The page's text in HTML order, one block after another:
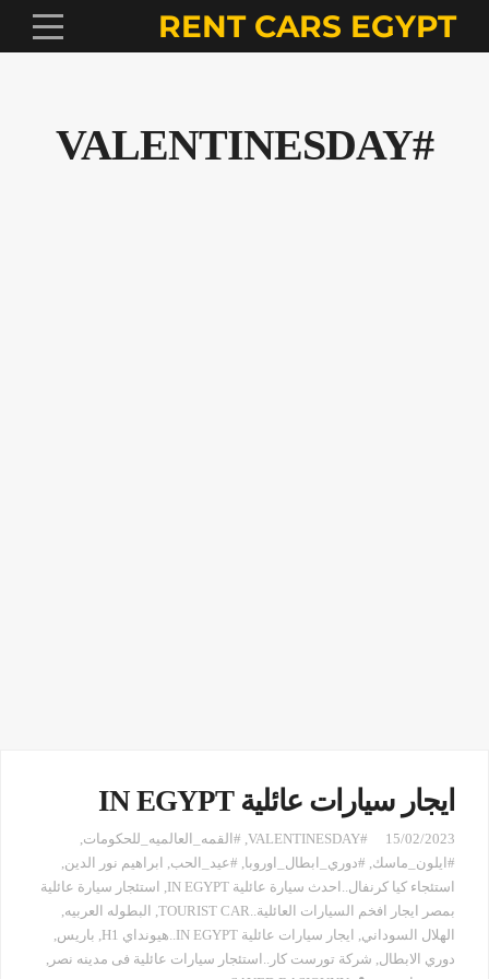
RENT CARS EGYPT
#VALENTINESDAY
ايجار سيارات عائلية IN EGYPT
15/02/2023
#VALENTINESDAY
, #القمه_العالميه_للحكومات,
#ايلون_ماسك, #دوري_ابطال_اوروبا, #عيد_الحب, ابراهيم نور الدين,
استئجاء كيا كرنفال..احدث سيارة عائلية IN EGYPT
, استئجار سيارة عائلية
بمصر ايجار افخم السيارات العائلية..TOURIST CAR
, البطوله العربيه,
الهلال السوداني, ايجار سيارات عائلية IN EGYPT..هيونداي H1 , باريس,
دوري الابطال, شركة تورست كار..استئجار سيارات عائلية فى مدينه نصر ,